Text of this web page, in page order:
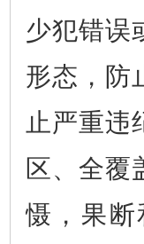
少犯错误
形态，防
止严重
区、全覆
慑，果